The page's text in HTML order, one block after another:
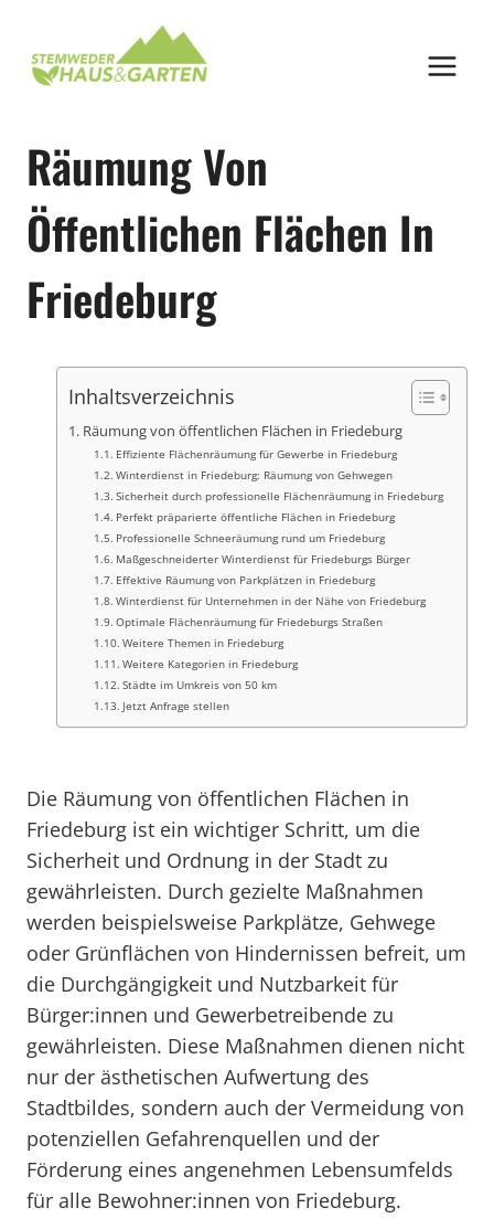
springen
Räumung Von
Öffentlichen Flächen In
Friedeburg
Inhaltsverzeichnis
Räumung von öffentlichen Flächen in Friedeburg
Effiziente Flächenräumung für Gewerbe in Friedeburg
Winterdienst in Friedeburg: Räumung von Gehwegen
Sicherheit durch professionelle Flächenräumung in Friedeburg
Perfekt präparierte öffentliche Flächen in Friedeburg
Professionelle Schneeräumung rund um Friedeburg
Maßgeschneiderter Winterdienst für Friedeburgs Bürger
Effektive Räumung von Parkplätzen in Friedeburg
Winterdienst für Unternehmen in der Nähe von Friedeburg
Optimale Flächenräumung für Friedeburgs Straßen
Weitere Themen in Friedeburg
Weitere Kategorien in Friedeburg
Städte im Umkreis von 50 km
Jetzt Anfrage stellen
Die Räumung von öffentlichen Flächen in
Friedeburg ist ein wichtiger Schritt, um die
Sicherheit und Ordnung in der Stadt zu
gewährleisten. Durch gezielte Maßnahmen
werden beispielsweise Parkplätze, Gehwege
oder Grünflächen von Hindernissen befreit, um
die Durchgängigkeit und Nutzbarkeit für
Bürger:innen und Gewerbetreibende zu
gewährleisten. Diese Maßnahmen dienen nicht
nur der ästhetischen Aufwertung des
Stadtbildes, sondern auch der Vermeidung von
potenziellen Gefahrenquellen und der
Förderung eines angenehmen Lebensumfelds
für alle Bewohner:innen von Friedeburg.